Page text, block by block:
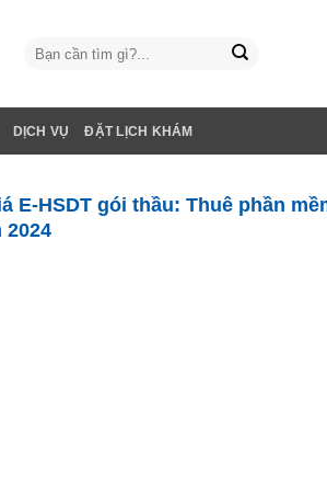
DỊCH VỤ ĐẶT LỊCH KHÁM
E-HSDT gói thầu: Thuê phần
2024